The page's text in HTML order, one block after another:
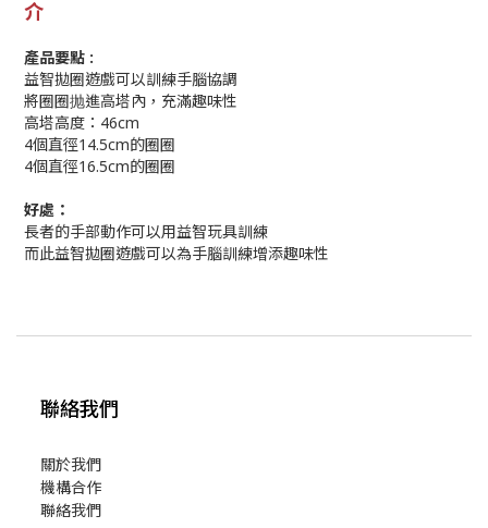
介
產品要點 :
益智拋圈遊戲可以訓練手腦協調
將圈圈抛進高塔內，充滿趣味性
高塔高度：46cm
4個直徑14.5cm的圈圈
4個直徑16.5cm的圈圈
好處：
長者的手部動作可以用益智玩具訓練
而此益智拋圈遊戲可以為手腦訓練增添趣味性
聯絡我們
關於我們
機構合作
聯絡我們